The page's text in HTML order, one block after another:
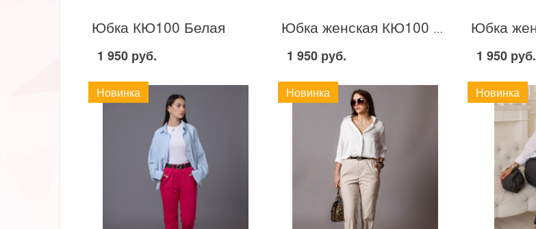
Юбка КЮ100 Белая
1 950 руб.
Юбка женская КЮ100 Шоколад
1 950 руб. 1 950 руб.
Новинка Новинка Новинка